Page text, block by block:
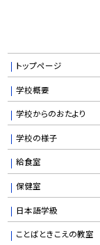
トップページ
学校概要
学校からのおたより
学校の様子
給食室
保健室
日本語学級
ことばときこえの教室